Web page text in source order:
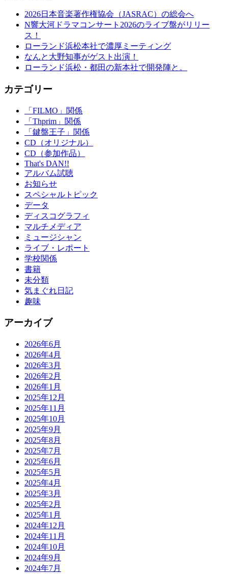
2026日本音楽著作権協会（JASRAC）の総会へ
N響大河ドラマコンサート2026のライブ盤がリリー
ス！
ローランド浜松本社で濃厚ミーティング
なんと大野知事がゲスト出演！
ローランド浜松・都田の新本社で開発陣と。
カテゴリー
「FILMO」関係
「Thprim」関係
「鍵盤王子」関係
CD（オリジナル）
CD（参加作品）
That's DAN!!
アルバム試聴
お知らせ
スペシャルトピック
データ
ディスコグラフィ
マルチメディア
ミュージシャン
ライブ・レポート
学校関係
書籍
未分類
気まぐれ日記
趣味
アーカイブ
2026年6月
2026年4月
2026年3月
2026年2月
2026年1月
2025年12月
2025年11月
2025年10月
2025年9月
2025年8月
2025年7月
2025年6月
2025年5月
2025年4月
2025年3月
2025年2月
2025年1月
2024年12月
2024年11月
2024年10月
2024年9月
2024年7月